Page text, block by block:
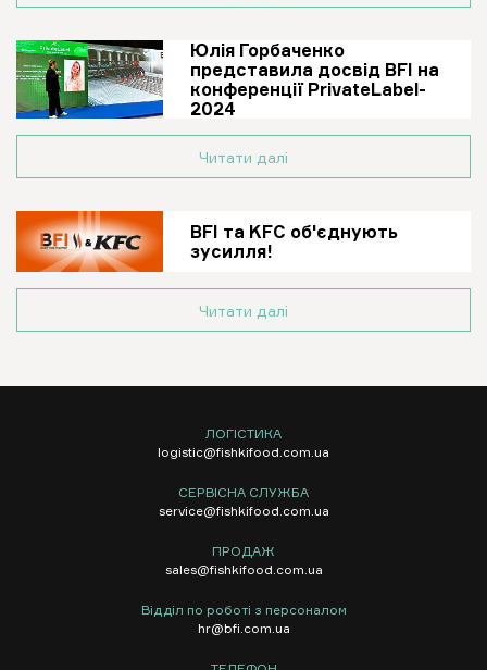
Юлія Горбаченко
представила досвід BFI на
конференції PrivateLabel-
2024
Читати далі
BFI та KFC об'єднують
зусилля!
Читати далі
ЛОГІСТИКА
logistic@fishkifood.com.ua
СЕРВІСНА СЛУЖБА
service@fishkifood.com.ua
ПРОДАЖ
sales@fishkifood.com.ua
Відділ по роботі з персоналом
hr@bfi.com.ua